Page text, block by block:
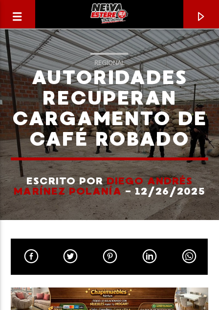
CANCIÓN ACTUAL
TÍTULO
ARTISTA
Neiva Estereo
REGIONAL
AUTORIDADES
RECUPERAN
CARGAMENTO DE
CAFÉ ROBADO
ESCRITO PORDIEGO ANDRÉS
MARÍNEZ POLANÍA- 12/26/2025